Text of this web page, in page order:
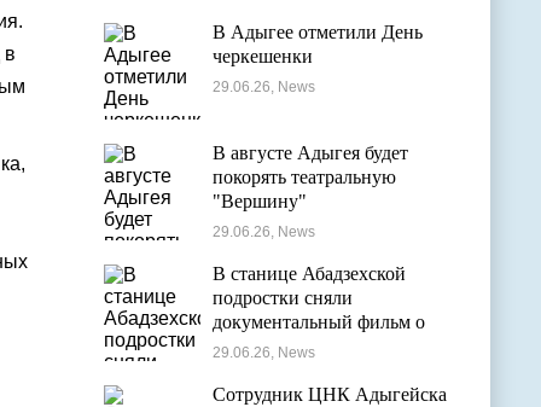
в
В Адыгее отметили День
черкешенки
29.06.26, News
В августе Адыгея будет
покорять театральную
"Вершину"
29.06.26, News
В станице Абадзехской
подростки сняли
документальный фильм о
цирковой студии
29.06.26, News
Сотрудник ЦНК Адыгейска